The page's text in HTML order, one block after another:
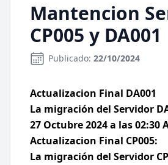
Mantencion
CP005 y DA001
Publicado: 22/10/2024
Actualizacion Final DA001
La migración del Servidor
27 Octubre 2024 a las 02:30
Actualizacion Final CP005:
La migración del Servidor